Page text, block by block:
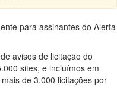
para assinantes do Alerta
avisos de licitação do
sites, e incluímos em
de 3.000 licitações por